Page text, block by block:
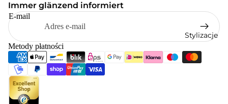
Stylizacje
Immer glänzend informiert
E-mail
Metody płatności